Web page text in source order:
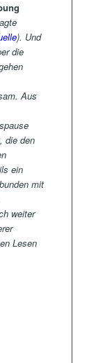
). Und
die
Aus
die den
ein
mit
weiter
Lesen